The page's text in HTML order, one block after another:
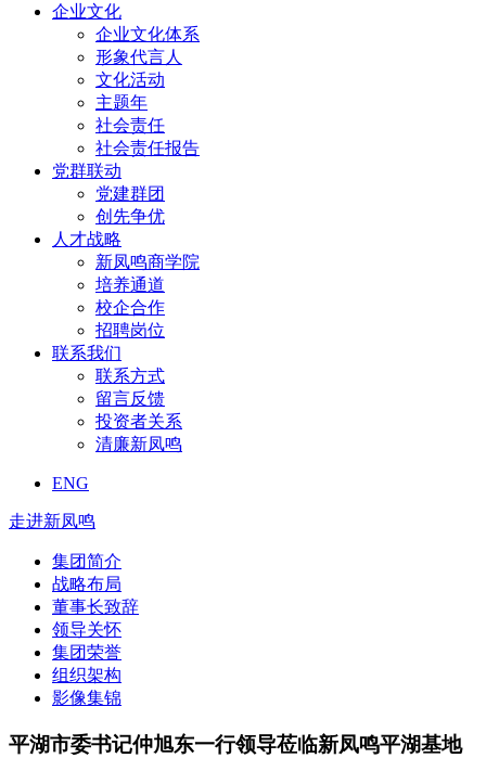
企业文化
企业文化体系
形象代言人
文化活动
主题年
社会责任
社会责任报告
党群联动
党建群团
创先争优
人才战略
新凤鸣商学院
培养通道
校企合作
招聘岗位
联系我们
联系方式
留言反馈
投资者关系
清廉新凤鸣
ENG
走进新凤鸣
集团简介
战略布局
董事长致辞
领导关怀
集团荣誉
组织架构
影像集锦
平湖市委书记仲旭东一行领导莅临新凤鸣平湖基地